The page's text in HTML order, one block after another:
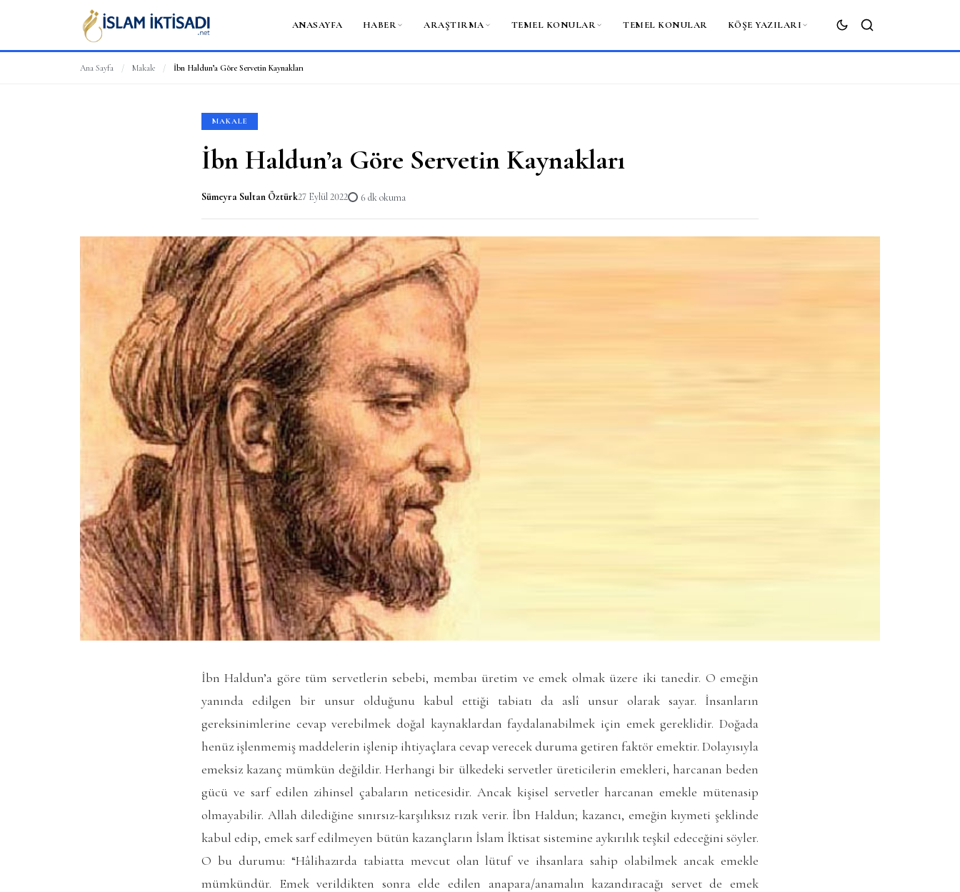
ANASAYFA HABER ARAŞTIRMA TEMEL KONULAR TEMEL KONULAR KÖŞE YAZILARI
ARA
Ana Sayfa / Makale / İbn Haldun’a Göre Servetin Kaynakları
MAKALE
İbn Haldun’a Göre Servetin Kaynakları
Sümeyra Sultan Öztürk27 Eylül 2022 6 dk okuma
İbn Haldun’a göre tüm servetlerin sebebi, membaı üretim ve emek olmak üzere iki tanedir. O emeğin
yanında edilgen bir unsur olduğunu kabul ettiği tabiatı da aslî unsur olarak sayar. İnsanların
gereksinimlerine cevap verebilmek doğal kaynaklardan faydalanabilmek için emek gereklidir. Doğada
henüz işlenmemiş maddelerin işlenip ihtiyaçlara cevap verecek duruma getiren faktör emektir. Dolayısıyla
emeksiz kazanç mümkün değildir. Herhangi bir ülkedeki servetler üreticilerin emekleri, harcanan beden
gücü ve sarf edilen zihinsel çabaların neticesidir. Ancak kişisel servetler harcanan emekle mütenasip
olmayabilir. Allah dilediğine sınırsız-karşılıksız rızık verir. İbn Haldun; kazancı, emeğin kıymeti şeklinde
kabul edip, emek sarf edilmeyen bütün kazançların İslam İktisat sistemine aykırılık teşkil edeceğini söyler.
O bu durumu: “Hâlihazırda tabiatta mevcut olan lütuf ve ihsanlara sahip olabilmek ancak emekle
mümkündür. Emek verildikten sonra elde edilen anapara/anamalın kazandıracağı servet de emek